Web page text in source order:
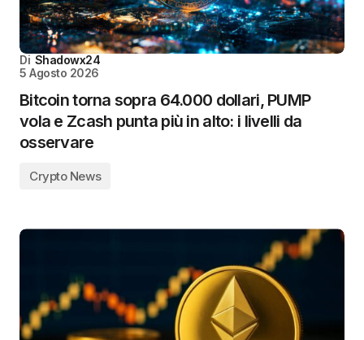
Di Shadowx24
5 Agosto 2026
Bitcoin torna sopra 64.000 dollari, PUMP
vola e Zcash punta più in alto: i livelli da
osservare
Crypto News